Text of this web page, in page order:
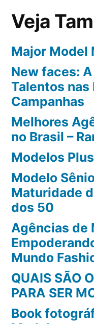
Veja
Major Model
New faces:
Talentos nas
Campanhas
Melhores
no Brasil –
Modelos
Modelo
Maturidade
dos 50
Agências de
Mundo
QUAIS SÃO
PARA SER
Book